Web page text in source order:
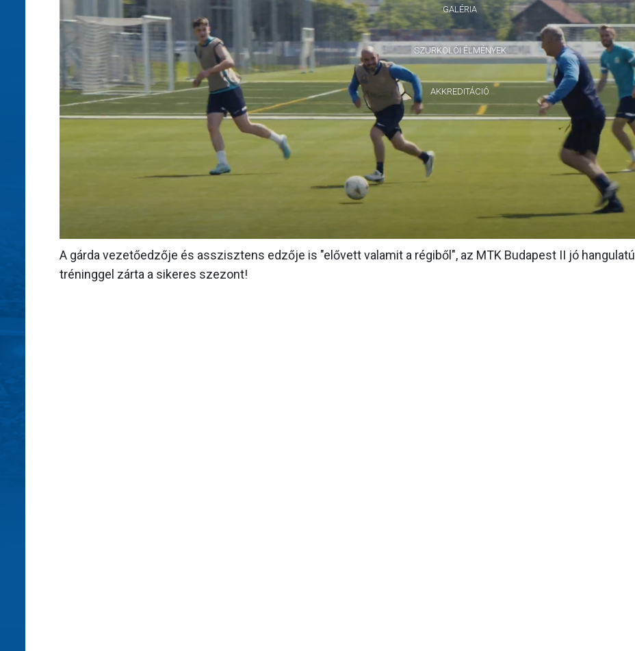
GALÉRIA
SZURKOLÓI ÉLMÉNYEK
AKKREDITÁCIÓ
A gárda vezetőedzője és asszisztens edzője is "elővett valamit a régiből", az MTK Budapest II jó hangulatú
tréninggel zárta a sikeres szezont!